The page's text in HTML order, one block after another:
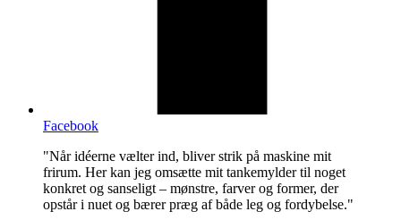
Facebook
"Når idéerne vælter ind, bliver strik på maskine mit
frirum. Her kan jeg omsætte mit tankemylder til noget
konkret og sanseligt – mønstre, farver og former, der
opstår i nuet og bærer præg af både leg og fordybelse."